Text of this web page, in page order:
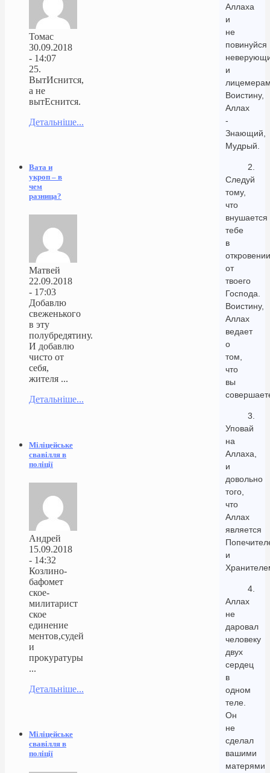
Аллаха
и
не
повинуйся
и
Воистину,
Аллах
-
Знающий,
Мудрый.
2.
Следуй
тому,
что
внушается
тебе
в
откровении
от
твоего
Господа.
Воистину,
Аллах
ведает
о
том,
что
вы
3.
Уповай
на
Аллаха,
и
довольно
того,
что
Аллах
является
и
4.
Аллах
не
даровал
человеку
двух
сердец
в
одном
теле.
Он
не
сделал
вашими
матерями
Томас
30.09.2018
- 14:07
25.
ВытИснится,
а не
вытЕснится.
Детальніше...
Вата и
укроп – в
чем
разница?
Матвей
22.09.2018
- 17:03
Добавлю
свеженького
в эту
полубредятину.
И добавлю
чисто от
себя,
жителя ...
Детальніше...
Міліцейське
свавілля в
поліції
Андрей
15.09.2018
- 14:32
Козлино-
бафомет
ское-
милитарист
ское
единение
ментов,судей
и
прокуратуры
...
Детальніше...
Міліцейське
свавілля в
поліції